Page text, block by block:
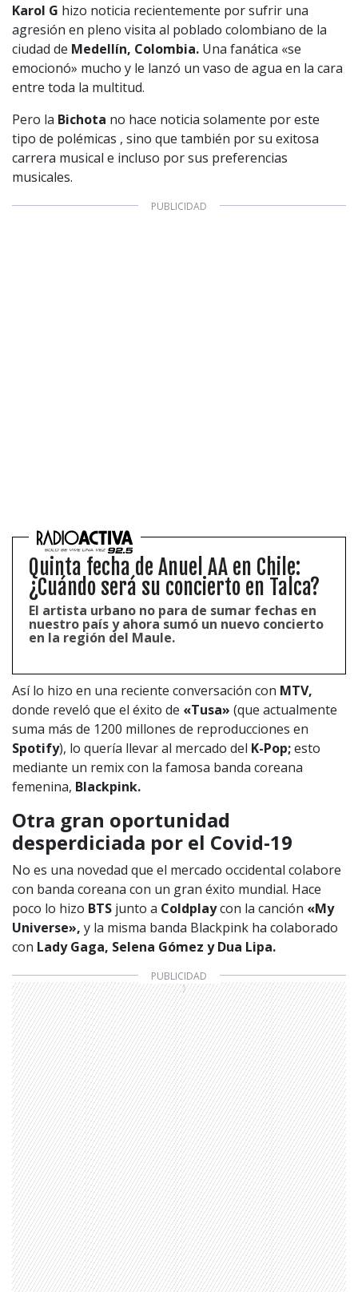
Karol G hizo noticia recientemente por sufrir una
agresión en pleno visita al poblado colombiano de la
ciudad de Medellín, Colombia. Una fanática «se
emocionó» mucho y le lanzó un vaso de agua en la cara
entre toda la multitud.
Pero la Bichota no hace noticia solamente por este
tipo de polémicas , sino que también por su exitosa
carrera musical e incluso por sus preferencias
musicales.
Quinta fecha de Anuel AA en Chile:
¿Cuándo será su concierto en Talca?
El artista urbano no para de sumar fechas en
nuestro país y ahora sumó un nuevo concierto
en la región del Maule.
Así lo hizo en una reciente conversación con MTV,
donde reveló que el éxito de «Tusa» (que actualmente
suma más de 1200 millones de reproducciones en
Spotify), lo quería llevar al mercado del K-Pop;esto
mediante un remix con la famosa banda coreana
femenina, Blackpink.
Otra gran oportunidad
desperdiciada por el Covid-19
No es una novedad que el mercado occidental colabore
con banda coreana con un gran éxito mundial. Hace
poco lo hizo BTS junto a Coldplaycon la canción «My
Universe», y la misma banda Blackpink ha colaborado
con Lady Gaga, Selena Gómez y Dua Lipa.